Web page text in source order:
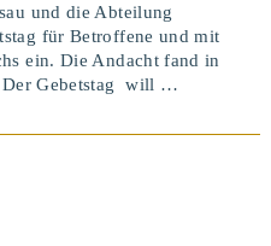
und die Abteilung
für Betroffene und mit
ein. Die Andacht fand in
Der Gebetstag will …